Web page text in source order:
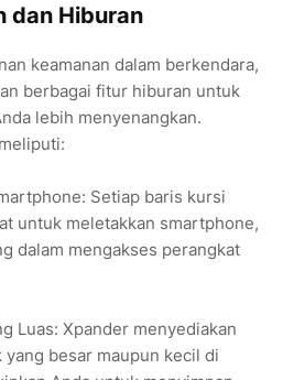
dan Hiburan
keamanan dalam berkendara,
berbagai fitur hiburan untuk
lebih menyenangkan.
Setiap baris kursi
untuk meletakkan smartphone,
dalam mengakses perangkat
Luas: Xpander menyediakan
besar maupun kecil di